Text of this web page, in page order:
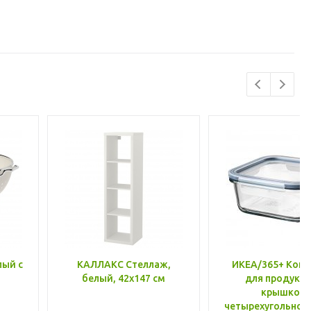
с
КАЛЛАКС Стеллаж,
белый, 42x147 см
ИКЕА/365+
для
крышкой,